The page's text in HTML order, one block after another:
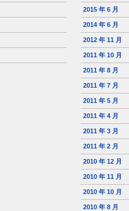
2015 年 6 月
2014 年 6 月
2012 年 11 月
2011 年 10 月
2011 年 8 月
2011 年 7 月
2011 年 5 月
2011 年 4 月
2011 年 3 月
2011 年 2 月
2010 年 12 月
2010 年 11 月
2010 年 10 月
2010 年 8 月